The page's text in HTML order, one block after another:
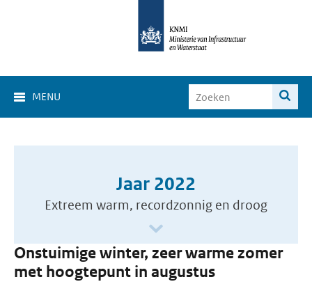
MENU
Jaar 2022
Extreem warm, recordzonnig en droog
Onstuimige winter, zeer warme zomer
met hoogtepunt in augustus